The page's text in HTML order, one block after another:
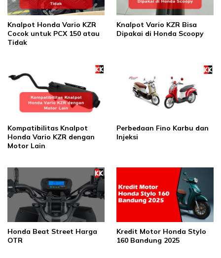
Knalpot Honda Vario KZR
Cocok untuk PCX 150 atau
Tidak
Knalpot Vario KZR Bisa
Dipakai di Honda Scoopy
Kompatibilitas Knalpot
Honda Vario KZR dengan
Motor Lain
Perbedaan Fino Karbu dan
Injeksi
Honda Beat Street Harga
OTR
Kredit Motor Honda Stylo
160 Bandung 2025